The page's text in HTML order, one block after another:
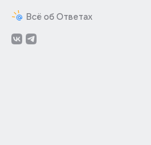
Всё об Ответах